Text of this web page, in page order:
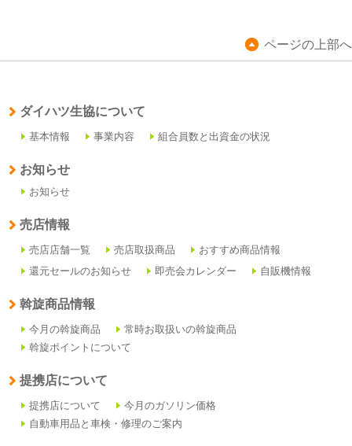
ページの上部へ
ダイハツ生協について
基本情報 事業内容 組合員数と出資金の状況
お知らせ
お知らせ
売店情報
売店店舗一覧 売店取扱商品
おすすめ商品情報
還元セールのお知らせ
即売会カレンダー 自販機情報
斡旋商品情報
今月の斡旋商品
常時お取扱いの斡旋商品
斡旋ポイントについて
提携店について
提携店について
今月のガソリン価格
自動車用品と車検・修理のご案内